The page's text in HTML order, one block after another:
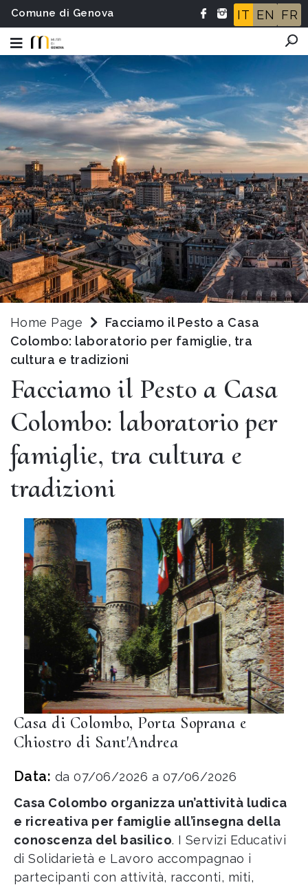
Comune di Genova IT EN FR
Home Page
Facciamo il Pesto a Casa
Colombo: laboratorio per famiglie, tra
cultura e tradizioni
Facciamo il Pesto a Casa
Colombo: laboratorio per
famiglie, tra cultura e
tradizioni
Casa di Colombo, Porta Soprana e
Chiostro di Sant'Andrea
Data: da 07/06/2026 a 07/06/2026
Casa Colombo organizza un’attività ludica
e ricreativa per famiglie all’insegna della
conoscenza del basilico. I Servizi Educativi
di Solidarietà e Lavoro accompagnao i
partecipanti con attività, racconti, miti,